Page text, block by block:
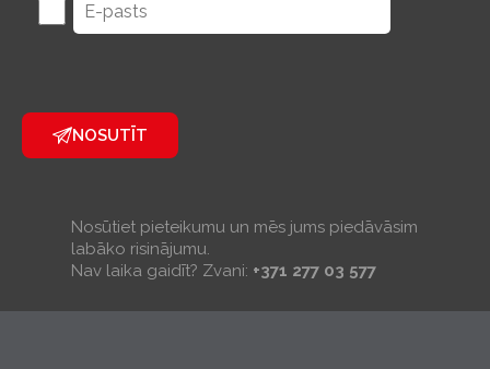
NOSUTĪT
Nosūtiet pieteikumu un mēs jums piedāvāsim
labāko risinājumu.
Nav laika gaidīt? Zvani: +371 277 03 577